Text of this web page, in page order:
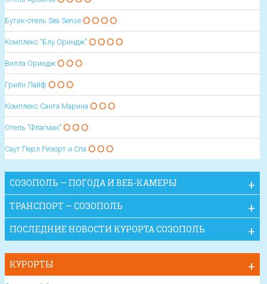
Бутик-отель Sea Sense
Комплекс "Блу Ориндж"
Вилла Ориндж
Грийн Лайф
Комплекс Санта Марина
Отель "Флагман"
Саут Перл Ризорт и Спа
СОЗОПОЛЬ — ПОГОДА И ВЕБ-КАМЕРЫ
ТРАНСПОРТ — СОЗОПОЛЬ
ПОСЛЕДНИЕ НОВОСТИ КУРОРТА СОЗОПОЛЬ
КУРОРТЫ